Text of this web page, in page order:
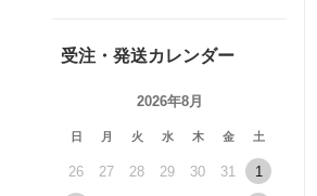
受注・発送カレンダー
2026年8月
日 月 火 水 木 金 土
26 27 28 29 30 31 1